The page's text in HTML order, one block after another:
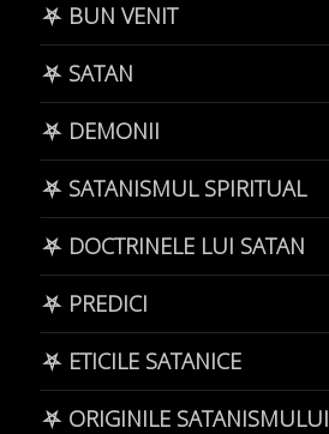
⛧ BUN VENIT
⛧ SATAN
⛧ DEMONII
⛧ SATANISMUL SPIRITUAL
⛧ DOCTRINELE LUI SATAN
⛧ PREDICI
⛧ ETICILE SATANICE
⛧ ORIGINILE SATANISMULUI